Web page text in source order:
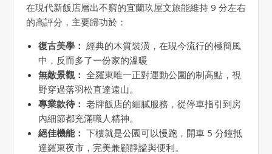
在現代新飯店層出不窮的宜蘭玖屋文旅能維持 9 分左右
的高評分，主要歸功於：
復古美學： 經典的木質裝潢，在現今流行的極簡風
中，反而多了一份家的溫暖
無敵景觀： 全羅東唯一正對運動公園的制高點，視
野穿過落羽松直達遠山。
專業款待： 老牌飯店的細膩服務，從停車指引到房
內細節都充滿職人精神。
絕佳機能： 下樓就是公園可以慢跑，開車 5 分鐘抵
達羅東夜市，完美兼顧靜謐與便利。